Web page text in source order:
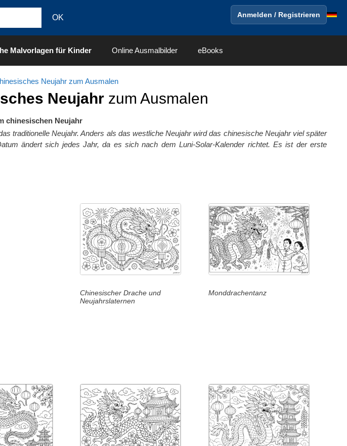
Anmelden / Registrieren
Malvorlagen für Kinder Online Ausmalbilder eBooks
Neujahr zum Ausmalen
Neujahrzum Ausmalen
chinesischen Neujahr
traditionelle Neujahr. Anders als das westliche Neujahr wird das chinesische Neujahr viel später
ändert sich jedes Jahr, da es sich nach dem Luni-Solar-Kalender richtet. Es ist der erste
Chinesischer Drache und
Neujahrslaternen
Monddrachentanz